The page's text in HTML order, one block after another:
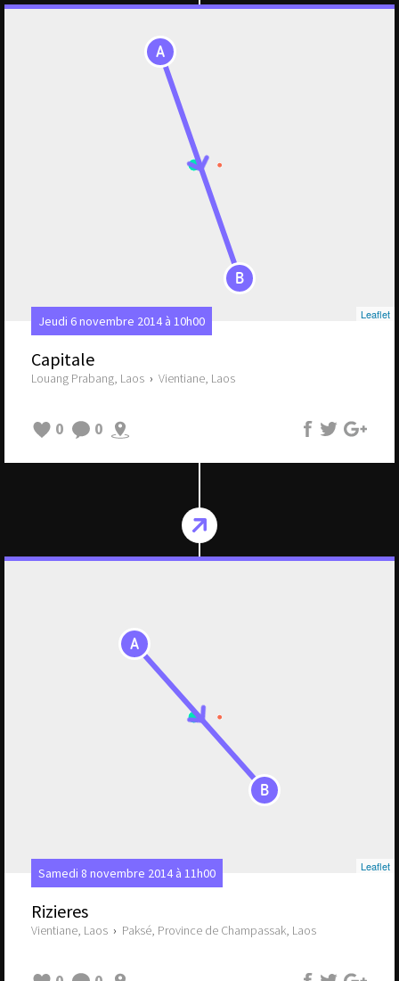
A
B
Leaflet
Jeudi 6 novembre 2014 à 10h00
Capitale
Louang Prabang, Laos › Vientiane, Laos
0 0
A
B
Leaflet
Samedi 8 novembre 2014 à 11h00
Rizieres
Vientiane, Laos › Paksé, Province de Champassak, Laos